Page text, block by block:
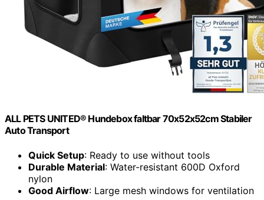
ALL PETS UNITED® Hundebox faltbar 70x52x52cm Stabiler
Auto Transport
Quick Setup: Ready to use without tools
Durable Material: Water-resistant 600D Oxford
nylon
Good Airflow: Large mesh windows for ventilation